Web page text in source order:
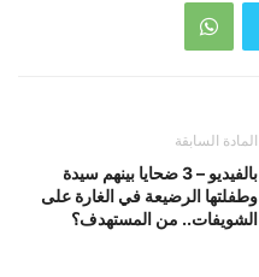
المادة السابقة
بالفيديو – 3 ضحايا بينهم سيدة
وطفلتها الرضيعة في الغارة على
الشويفات.. من المستهدف؟